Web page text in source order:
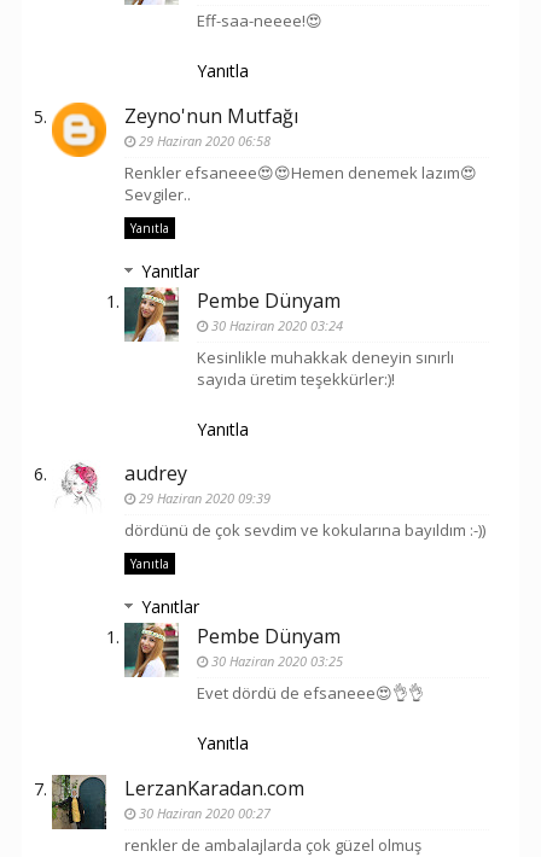
Eff-saa-neeee!😍
Yanıtla
Zeyno'nun Mutfağı
29 Haziran 2020 06:58
Renkler efsaneee😍😍Hemen denemek lazım😍
Sevgiler..
Yanıtla
Yanıtlar
Pembe Dünyam
30 Haziran 2020 03:24
Kesinlikle muhakkak deneyin sınırlı
sayıda üretim teşekkürler:)!
Yanıtla
audrey
29 Haziran 2020 09:39
dördünü de çok sevdim ve kokularına bayıldım :-))
Yanıtla
Yanıtlar
Pembe Dünyam
30 Haziran 2020 03:25
Evet dördü de efsaneee😍👌👌
Yanıtla
LerzanKaradan.com
30 Haziran 2020 00:27
renkler de ambalajlarda çok güzel olmuş